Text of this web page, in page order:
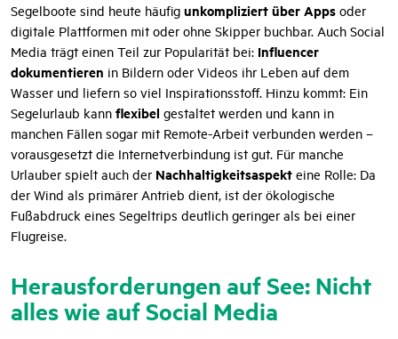
Segelboote sind heute häufig unkompliziert über Apps oder
digitale Plattformen mit oder ohne Skipper buchbar. Auch Social
Media trägt einen Teil zur Popularität bei: Influencer
dokumentieren in Bildern oder Videos ihr Leben auf dem
Wasser und liefern so viel Inspirationsstoff. Hinzu kommt: Ein
Segelurlaub kann flexibel gestaltet werden und kann in
manchen Fällen sogar mit Remote-Arbeit verbunden werden –
vorausgesetzt die Internetverbindung ist gut. Für manche
Urlauber spielt auch der Nachhaltigkeitsaspekt eine Rolle: Da
der Wind als primärer Antrieb dient, ist der ökologische
Fußabdruck eines Segeltrips deutlich geringer als bei einer
Flugreise.
Herausforderungen auf See: Nicht
alles wie auf Social Media